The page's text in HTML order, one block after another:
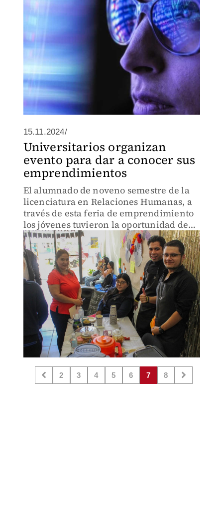
15.11.2024/
Universitarios organizan
evento para dar a conocer sus
emprendimientos
El alumnado de noveno semestre de la
licenciatura en Relaciones Humanas, a
través de esta feria de emprendimiento
los jóvenes tuvieron la oportunidad de
presentar sus planes e ideas de negocio.
2 3 4 5 6 7 8